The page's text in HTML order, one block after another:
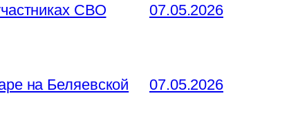
СВО 07.05.2026
на Беляевской 07.05.2026